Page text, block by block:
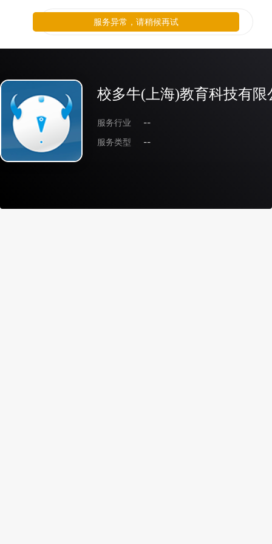
校多牛(上海)教育科技有限
服务行业
--
服务类型
--
服务异常，请稍候再试